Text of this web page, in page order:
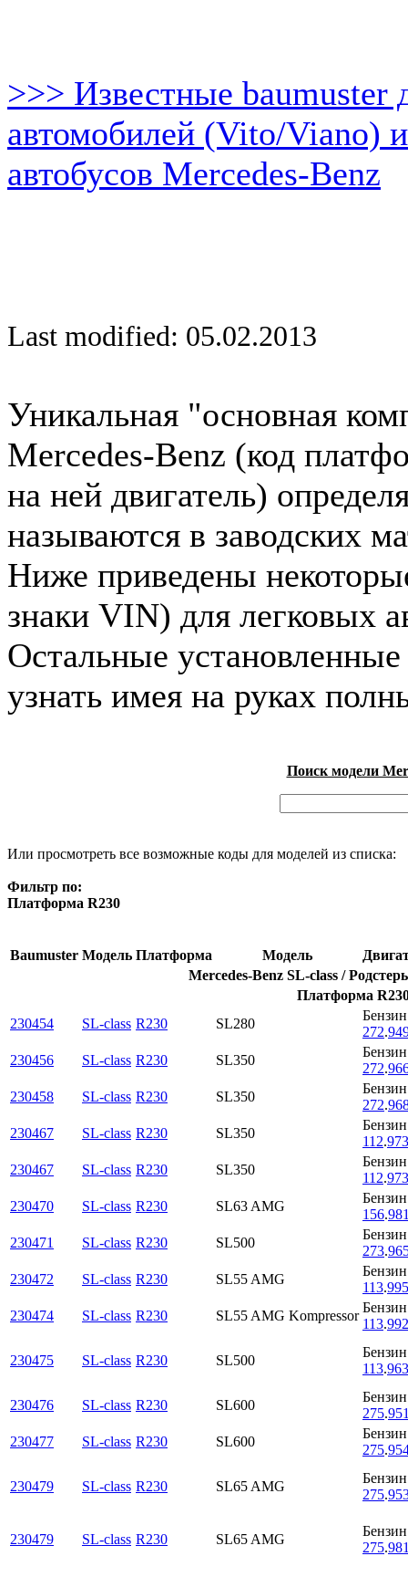
>>> Известные baumuster
автомобилей (Vito/Viano)
автобусов Mercedes-Benz
Last modified: 05.02.2013
Уникальная "основная
Mercedes-Benz (код
на ней двигатель)
называются в заводских
Ниже приведены
знаки VIN) для легковых
Остальные
узнать имея на руках
Поиск модели
Или просмотреть все возможные коды для моделей из списка:
Фильтр по:
Платформа R230
Baumuster Модель Платформа Модель
Mercedes-Benz SL-class /
Платформа
230454
SL-class R230 SL280
Бензин
272.
230456
SL-class R230 SL350
Бензин
272.
230458
SL-class R230 SL350
Бензин
272.
230467
SL-class R230 SL350
Бензин
112.973
230467
SL-class R230 SL350
Бензин
112.973
230470
SL-class R230 SL63 AMG
Бензин
156.
230471
SL-class R230 SL500
Бензин
273.
230472
SL-class R230 SL55 AMG
Бензин
113.995
230474
SL-class R230 SL55 AMG Kompressor
Бензин
113.992
230475 SL-class R230 SL500
Бензин
113.963
230476 SL-class R230 SL600
Бензин
275.
230477
SL-class R230 SL600
Бензин
275.
230479 SL-class R230 SL65 AMG
Бензин
275.
230479 SL-class R230 SL65 AMG
Бензин
275.